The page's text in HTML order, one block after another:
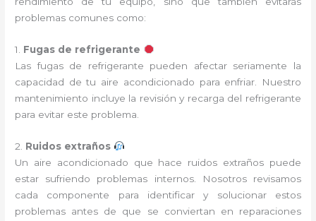
problemas comunes como:
1. Fugas de refrigerante
Las fugas de refrigerante pueden afectar seriamente la
capacidad de tu aire acondicionado para enfriar. Nuestro
mantenimiento incluye la revisión y recarga del refrigerante
para evitar este problema.
2. Ruidos extraños
Un aire acondicionado que hace ruidos extraños puede
estar sufriendo problemas internos. Nosotros revisamos
cada componente para identificar y solucionar estos
problemas antes de que se conviertan en reparaciones